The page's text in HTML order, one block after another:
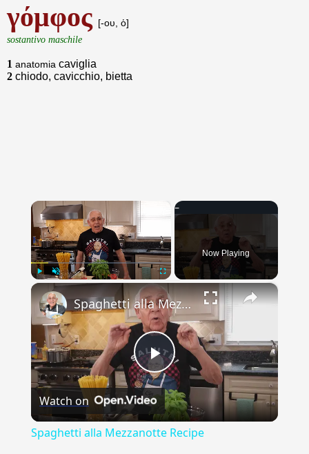
γόμφος [-ου, ὁ]
sostantivo maschile
1 anatomia caviglia
2 chiodo, cavicchio, bietta
Unmute
Now Playing
×
Play
Video
Spaghetti alla Mezzanotte Recipe
Watch on
Spaghetti alla Mezzanotte Recipe